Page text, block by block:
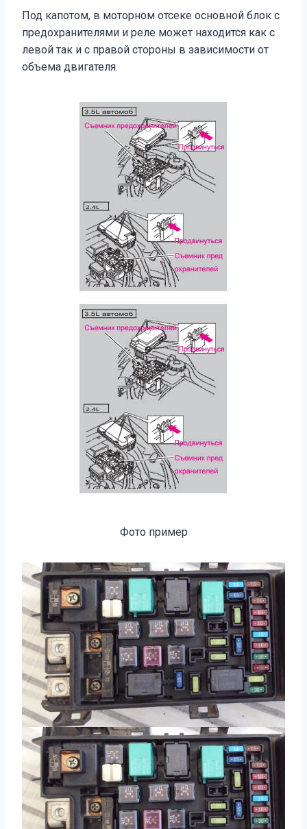
Под капотом, в моторном отсеке основной блок с
предохранителями и реле может находится как с
левой так и с правой стороны в зависимости от
объема двигателя.
Фото пример